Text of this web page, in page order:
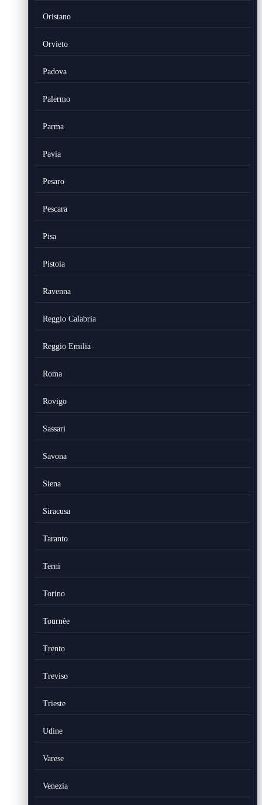
Oristano
Orvieto
Padova
Palermo
Parma
Pavia
Pesaro
Pescara
Pisa
Pistoia
Ravenna
Reggio Calabria
Reggio Emilia
Roma
Rovigo
Sassari
Savona
Siena
Siracusa
Taranto
Terni
Torino
Tournèe
Trento
Treviso
Trieste
Udine
Varese
Venezia